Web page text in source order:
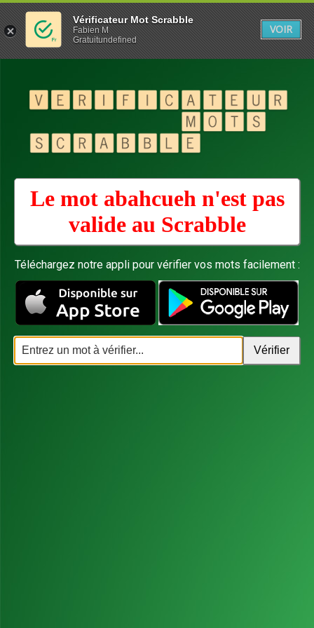
Le mot abahcueh n'est pas
valide au Scrabble
Téléchargez notre appli pour vérifier vos mots facilement :
Vérificateur Mot Scrabble
Fabien M
Gratuitundefined
VOIR